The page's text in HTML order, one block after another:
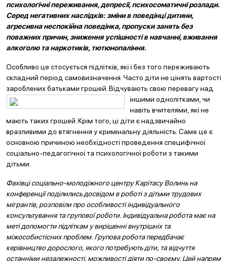
психологічні переживання, депресії, психосоматичні розлади.
Серед негативних наслідків: зміни в поведінці дитини,
агресивна неспокійна поведінка, пропуски занять без
поважних причин, зниження успішності внавчанні, вживання
алкоголю та наркотиків, тютюнопаління.
Особливо це стосується підлітків, які і без того переживають
складний період самовизначення. Часто діти не цінять вартості
зароблених батьками грошей. Відчувають свою перевагу над
іншими однолітками, чи
навіть вчителями, які не
мають таких грошей. Крім того, ці діти є надзвичайно
вразливими до втягнення у кримінальну діяльність. Саме це є
основною причиною необхідності проведення специфічної
соціально-педагогічної та психологічної роботи з такими
дітьми.
Фахівці соціально-молодіжного центру Карітасу Волинь на
конференції поділились досвідом в роботі з дітьми трудових
мігрантів, розповіли про особливості індивідуального
консультування та групової роботи. Індивідуальна робота має на
меті допомогти підліткам у вирішенні внутрішніх та
міжособистісних проблем. Групова робота передбачає
керівництво дорослого, якого потребують діти, та відчуття
останніми незалежності, можливості діяти по-своєму. Цей напрям